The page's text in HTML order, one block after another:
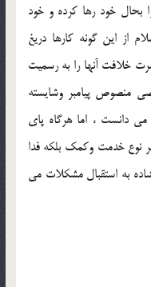
خود رها كرده و خود
از اين گونه كارها دريغ
خلافت آنها را به رسميت
وصي منصوص پيامبر وشايسته
مي دانست ، اما هرگاه پاي
نوع خدمت وكمك بلكه فدا
به استقبال مشكلات مي